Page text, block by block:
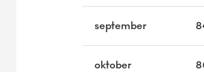
september
oktober